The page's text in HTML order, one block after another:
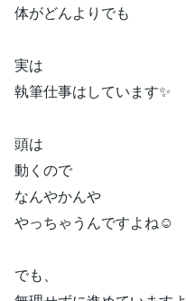
体がどんよりでも
実は
執筆仕事はしています✨
頭は
動くので
なんやかんや
やっちゃうんですよね☺️
でも、